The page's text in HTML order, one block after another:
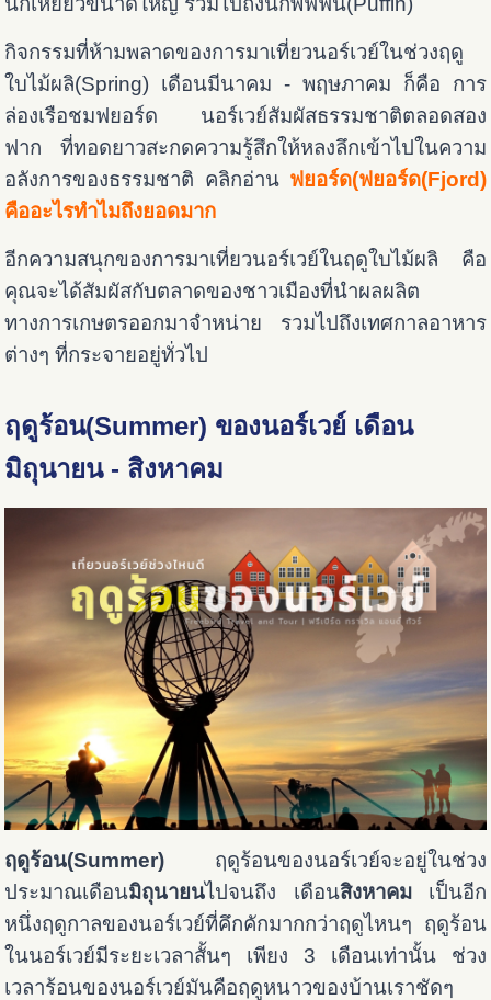
กิจกรรมที่ห้ามพลาดของการมาเที่ยวนอร์เวย์ในช่วงฤดู
ใบไม้ผลิ(Spring) เดือนมีนาคม - พฤษภาคม ก็คือ การ
ล่องเรือชมฟยอร์ด นอร์เวย์สัมผัสธรรมชาติตลอดสอง
ฟาก ที่ทอดยาวสะกดความรู้สึกให้หลงลึกเข้าไปในความ
อลังการของธรรมชาติ คลิกอ่าน ฟยอร์ด(ฟยอร์ด(Fjord)
คืออะไรทำไมถึงยอดมาก
อีกความสนุกของการมาเที่ยวนอร์เวย์ในฤดูใบไม้ผลิ คือ
คุณจะได้สัมผัสกับตลาดของชาวเมืองที่นำผลผลิต
ทางการเกษตรออกมาจำหน่าย รวมไปถึงเทศกาลอาหาร
ต่างๆ ที่กระจายอยู่ทั่วไป
ฤดูร้อน(Summer) ของนอร์เวย์ เดือน
มิถุนายน - สิงหาคม
ฤดูร้อน(Summer) ฤดูร้อนของนอร์เวย์จะอยู่ในช่วง
ประมาณเดือนมิถุนายนไปจนถึง เดือนสิงหาคมเป็นอีก
หนึ่งฤดูกาลของนอร์เวย์ที่คึกคักมากกว่าฤดูไหนๆ ฤดูร้อน
ในนอร์เวย์มีระยะเวลาสั้นๆ เพียง 3 เดือนเท่านั้น ช่วง
เวลาร้อนของนอร์เวย์มันคือฤดูหนาวของบ้านเราชัดๆ